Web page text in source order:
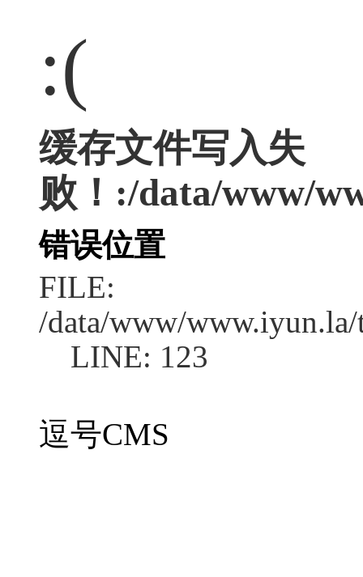
:(
缓存文件写入失
败！:/data/www/
错误位置
FILE:
/data/www/
LINE: 123
逗号CMS